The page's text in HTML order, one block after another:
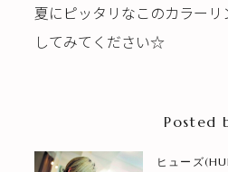
夏にピッタリなこのカラー
してみてください☆
Posted
ヒューズ